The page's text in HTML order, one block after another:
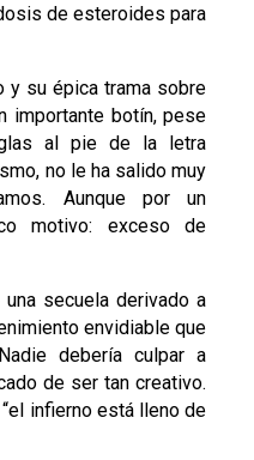
de esteroides para
y su épica trama sobre
importante botín, pese
al pie de la letra
no le ha salido muy
Aunque por un
motivo: exceso de
secuela derivado a
envidiable que
debería culpar a
de ser tan creativo.
infierno está lleno de